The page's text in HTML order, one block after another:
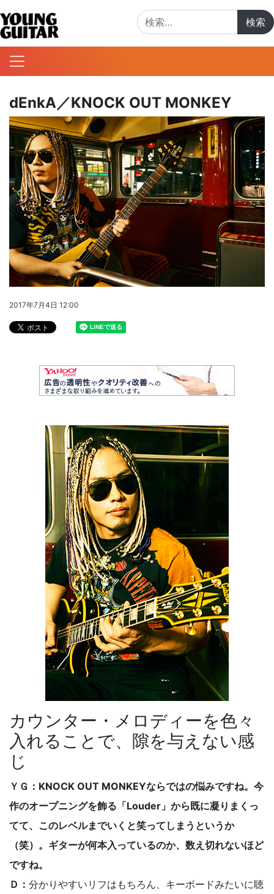
dEnkA／KNOCK OUT MONKEY
2017年7月4日 12:00
カウンター・メロディーを色々
入れることで、隙を与えない感
じ
ＹＧ：KNOCK OUT MONKEYならではの悩みですね。今
作のオープニングを飾る「Louder」から既に凝りまくっ
てて、このレベルまでいくと笑ってしまうというか
（笑）。ギターが何本入っているのか、数え切れないほど
ですね。
Ｄ： 分かりやすいリフはもちろん、キーボードみたいに聴